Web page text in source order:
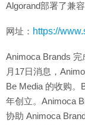
Algorand部署了兼
网址： https://
Animoca Brands
月17日消息，
Be Media 的收购。
年创立。Animoca
协助 Animoca